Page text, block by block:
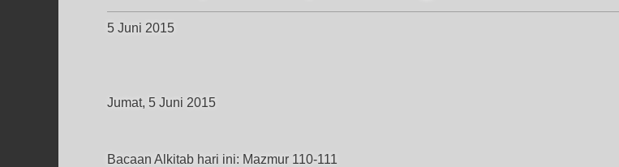
5 Juni 2015
Jumat, 5 Juni 2015
Bacaan Alkitab hari ini: Mazmur 110-111